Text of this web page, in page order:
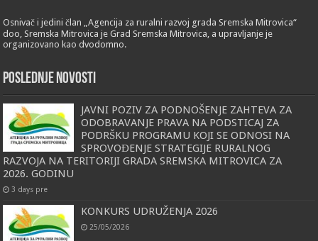
Osnivač i jedini član „Agencija za ruralni razvoj grada Sremska Mitrovica“
doo, Sremska Mitrovica je Grad Sremska Mitrovica, a upravljanje je
organizovano kao dvodomno.
POSLEDNJE NOVOSTI
JAVNI POZIV ZA PODNOŠENJE ZAHTEVA ZA
ODOBRAVANJE PRAVA NA PODSTICAJ ZA
PODRŠKU PROGRAMU KOJI SE ODNOSI NA
SPROVOĐENJE STRATEGIJE RURALNOG
RAZVOJA NA TERITORIJI GRADA SREMSKA MITROVICA ZA
2026. GODINU
3 days pre
KONKURS UDRUŽENJA 2026
25/05/2026